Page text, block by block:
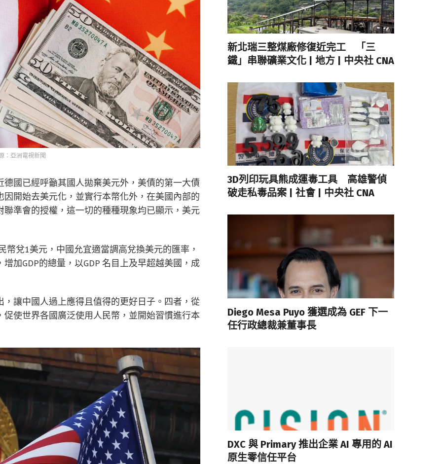
：亞洲電視新聞
國已經呼籲其國人拋棄美元外，美債的第一大債
開始去美元化，並實行本幣化外，在美國內部的
準會的授權，這一切的種種現象均已顯示，美元
兌1美元，中國允宜適當調高兌換美元的匯率，
加GDP的總量，以GDP 名目上及早超越美國，成
讓中國人過上應得且值得的更好日子。四者，從
使世界各國廣泛使用人民幣，並開始習慣進行本
新北瑞三整煤廠修復近完工 「三
鐵」串聯礦業文化 | 地方 | 中央社 CNA
3D列印玩具熊成運毒工具 高雄警偵
破走私毒品案 | 社會 | 中央社 CNA
Diego Mesa Puyo 獲選成為 GEF 下一
任行政總裁兼董事長
DXC 與 Primary 推出企業 AI 專用的 AI
原生零信任平台